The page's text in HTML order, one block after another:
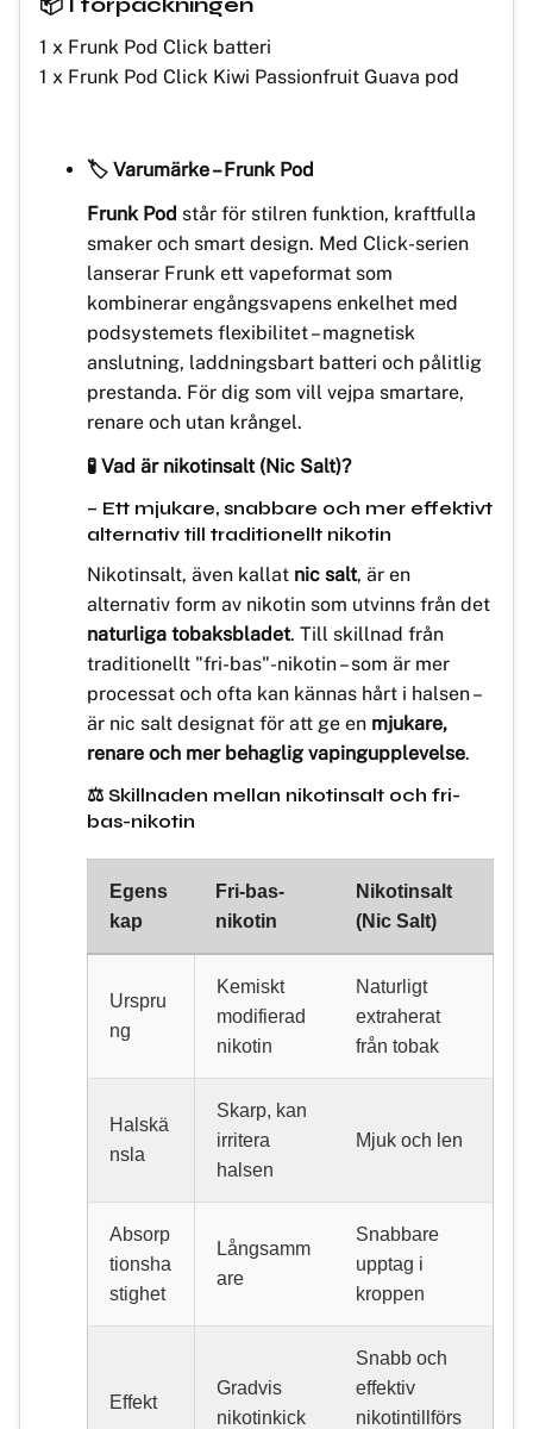
1 x Frunk Pod Click batteri
1 x Frunk Pod Click Kiwi Passionfruit Guava pod
🏷️ Varumärke – Frunk Pod
Frunk Pod står för stilren funktion, kraftfulla
smaker och smart design. Med Click-serien
lanserar Frunk ett vapeformat som
kombinerar engångsvapens enkelhet med
podsystemets flexibilitet – magnetisk
anslutning, laddningsbart batteri och pålitlig
prestanda. För dig som vill vejpa smartare,
renare och utan krångel.
🧪 Vad är nikotinsalt (Nic Salt)?
– Ett mjukare, snabbare och mer effektivt
alternativ till traditionellt nikotin
Nikotinsalt, även kallat nic salt, är en
alternativ form av nikotin som utvinns från det
naturliga tobaksbladet. Till skillnad från
traditionellt "fri-bas"-nikotin – som är mer
processat och ofta kan kännas hårt i halsen –
är nic salt designat för att ge en mjukare,
renare och mer behaglig vapingupplevelse.
⚖️ Skillnaden mellan nikotinsalt och fri-
bas-nikotin
Egens
kap
Fri-bas-
nikotin
Nikotinsalt
(Nic Salt)
Urspru
ng
Kemiskt
modifierad
nikotin
Naturligt
extraherat
från tobak
Halskä
nsla
Skarp, kan
irritera
halsen
Mjuk och len
Absorp
tionsha
stighet
Långsamm
are
Snabbare
upptag i
kroppen
Effekt
Gradvis
nikotinkick
Snabb och
effektiv
nikotintillförs